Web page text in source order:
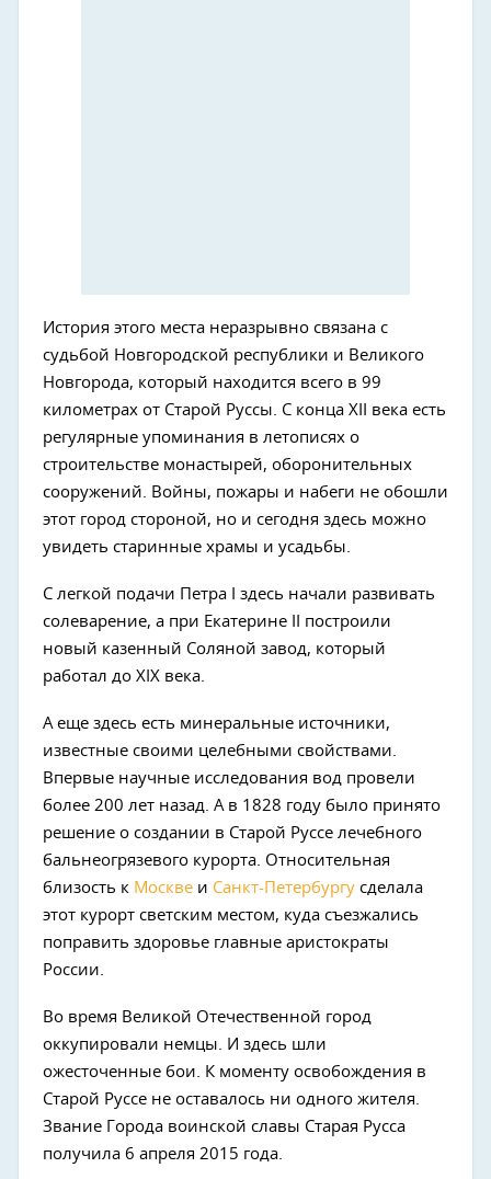
История этого места неразрывно связана с
судьбой Новгородской республики и Великого
Новгорода, который находится всего в 99
километрах от Старой Руссы. С конца XII века есть
регулярные упоминания в летописях о
строительстве монастырей, оборонительных
сооружений. Войны, пожары и набеги не обошли
этот город стороной, но и сегодня здесь можно
увидеть старинные храмы и усадьбы.
С легкой подачи Петра I здесь начали развивать
солеварение, а при Екатерине II построили
новый казенный Соляной завод, который
работал до XIX века.
А еще здесь есть минеральные источники,
известные своими целебными свойствами.
Впервые научные исследования вод провели
более 200 лет назад. А в 1828 году было принято
решение о создании в Старой Руссе лечебного
бальнеогрязевого курорта. Относительная
близость к Москве и Санкт-Петербургу сделала
этот курорт светским местом, куда съезжались
поправить здоровье главные аристократы
России.
Во время Великой Отечественной город
оккупировали немцы. И здесь шли
ожесточенные бои. К моменту освобождения в
Старой Руссе не оставалось ни одного жителя.
Звание Города воинской славы Старая Русса
получила 6 апреля 2015 года.